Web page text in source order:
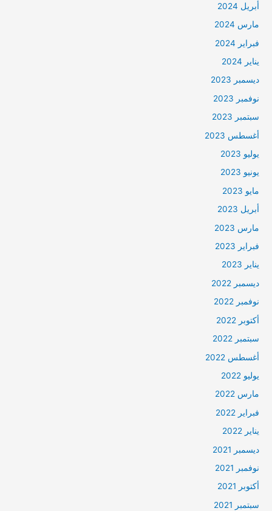
أبريل 2024
مارس 2024
فبراير 2024
يناير 2024
ديسمبر 2023
نوفمبر 2023
سبتمبر 2023
أغسطس 2023
يوليو 2023
يونيو 2023
مايو 2023
أبريل 2023
مارس 2023
فبراير 2023
يناير 2023
ديسمبر 2022
نوفمبر 2022
أكتوبر 2022
سبتمبر 2022
أغسطس 2022
يوليو 2022
مارس 2022
فبراير 2022
يناير 2022
ديسمبر 2021
نوفمبر 2021
أكتوبر 2021
سبتمبر 2021